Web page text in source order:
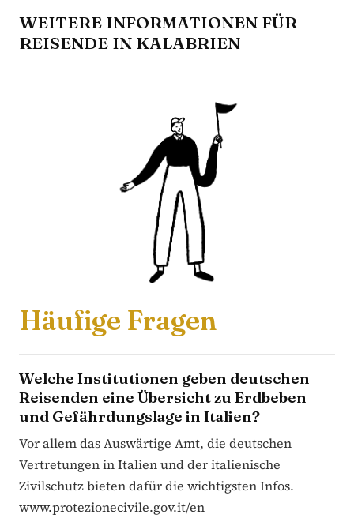
WEITERE INFORMATIONEN FÜR
REISENDE IN KALABRIEN
Häufige Fragen
Welche Institutionen geben deutschen
Reisenden eine Übersicht zu Erdbeben
und Gefährdungslage in Italien?
Vor allem das Auswärtige Amt, die deutschen
Vertretungen in Italien und der italienische
Zivilschutz bieten dafür die wichtigsten Infos.
www.protezionecivile.gov.it/en